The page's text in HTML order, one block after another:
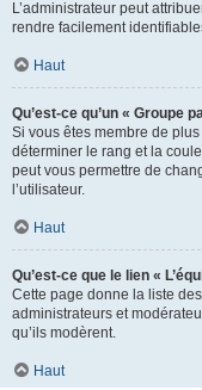
L’administrateur peut
rendre facilement
Haut
Qu’est-ce qu’un « Groupe
Si vous êtes membre de
déterminer le rang et la
peut vous permettre de
l’utilisateur.
Haut
Qu’est-ce que le lien «
Cette page donne la liste
administrateurs et
qu’ils modèrent.
Haut